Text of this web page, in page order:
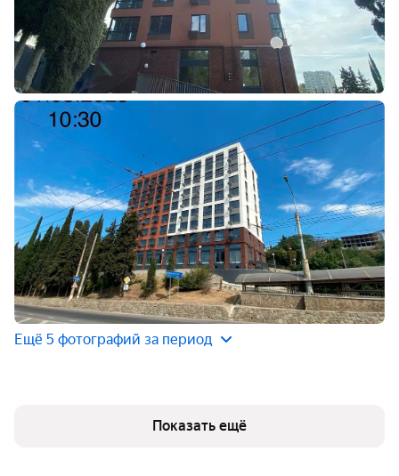
Ещё 5 фотографий за период
Показать ещё